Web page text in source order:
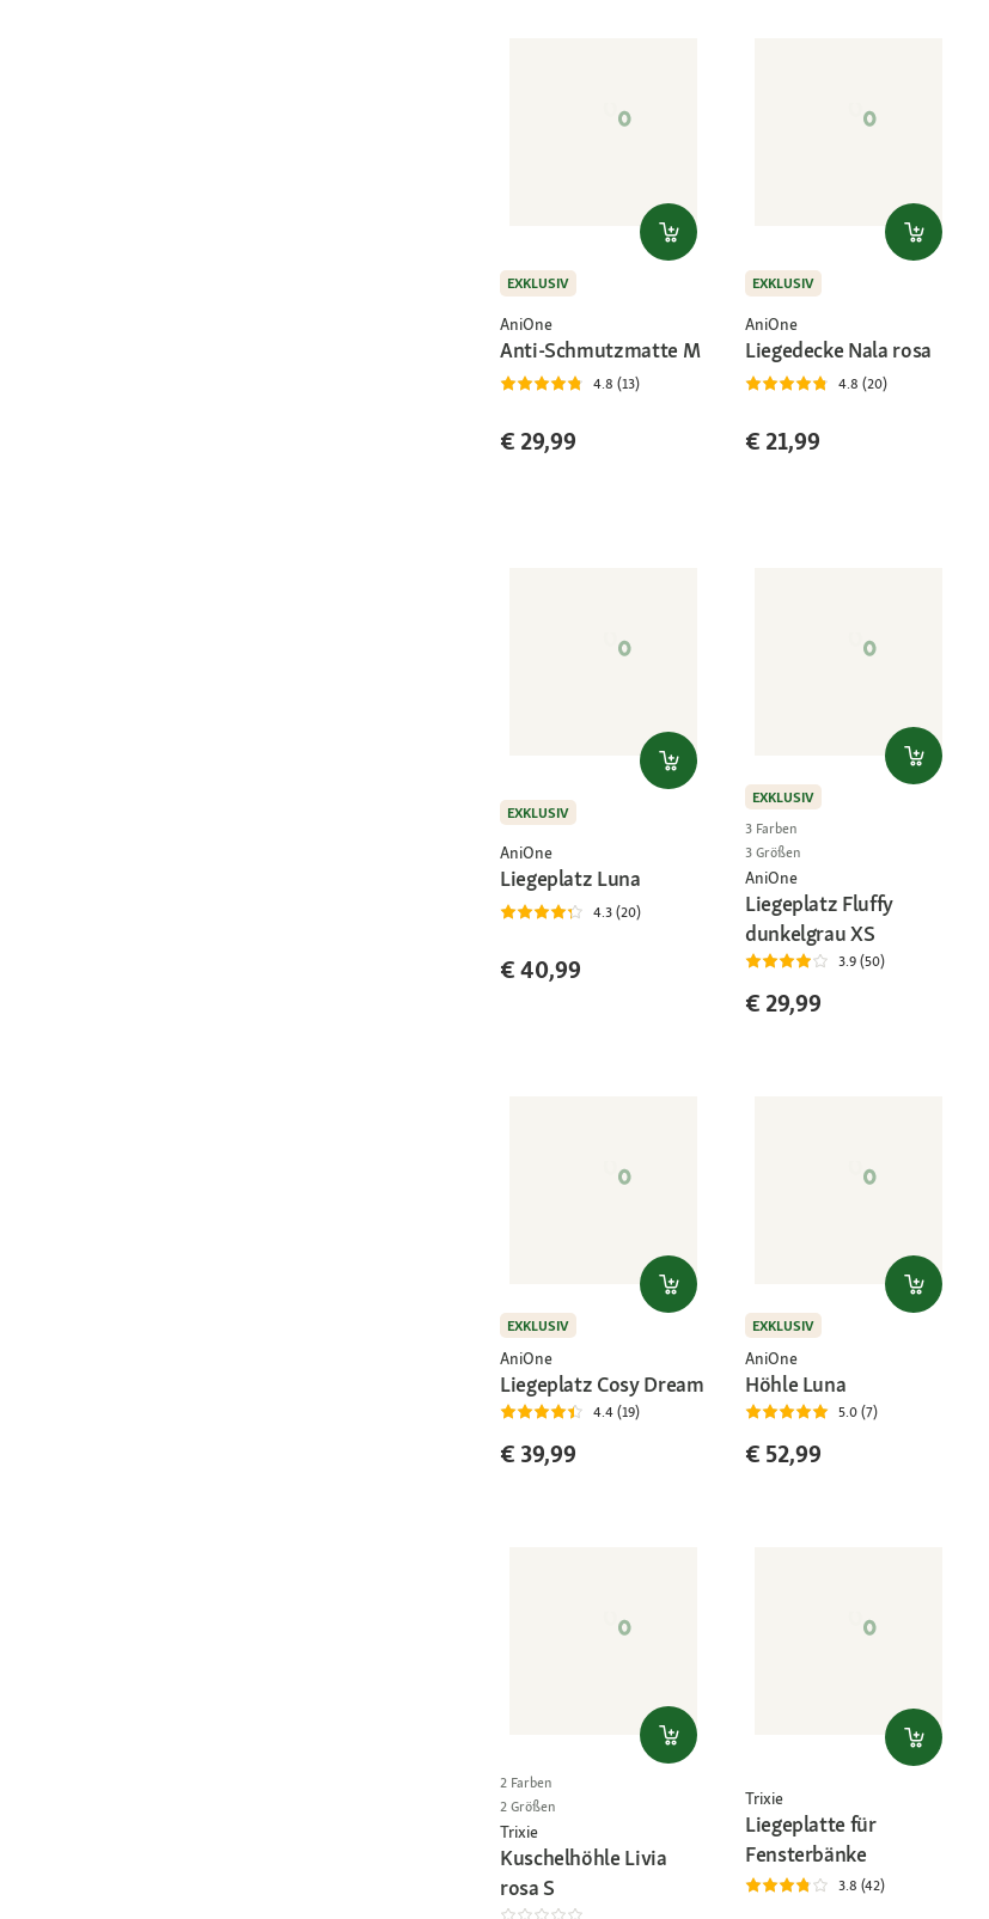
EXKLUSIV
AniOne
Anti-Schmutzmatte M
4.8 (13)
€ 29,99
EXKLUSIV
AniOne
Liegedecke Nala rosa
4.8 (20)
€ 21,99
EXKLUSIV
AniOne
Liegeplatz Luna
4.3 (20)
€ 40,99
EXKLUSIV
3 Farben
3 Größen
AniOne
Liegeplatz Fluffy
dunkelgrau XS
3.9 (50)
€ 29,99
EXKLUSIV
AniOne
Liegeplatz Cosy Dream
4.4 (19)
€ 39,99
EXKLUSIV
AniOne
Höhle Luna
5.0 (7)
€ 52,99
2 Farben
2 Größen
Trixie
Kuschelhöhle Livia
rosa S
Trixie
Liegeplatte für
Fensterbänke
3.8 (42)